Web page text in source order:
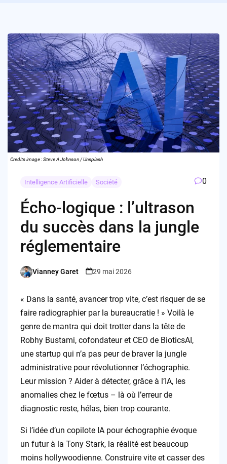
Credits image : Steve A Johnson / Unsplash
Intelligence Artificielle Société 0
Écho-logique : l’ultrason
du succès dans la jungle
réglementaire
Posted
Vianney Garet 29 mai 2026
« Dans la santé, avancer trop vite, c’est risquer de se
faire radiographier par la bureaucratie ! » Voilà le
genre de mantra qui doit trotter dans la tête de
Robhy Bustami, cofondateur et CEO de BioticsAI,
une startup qui n’a pas peur de braver la jungle
administrative pour révolutionner l’échographie.
Leur mission ? Aider à détecter, grâce à l’IA, les
anomalies chez le fœtus – là où l’erreur de
diagnostic reste, hélas, bien trop courante.
Si l’idée d’un copilote IA pour échographie évoque
un futur à la Tony Stark, la réalité est beaucoup
moins hollywoodienne. Construire vite et casser des